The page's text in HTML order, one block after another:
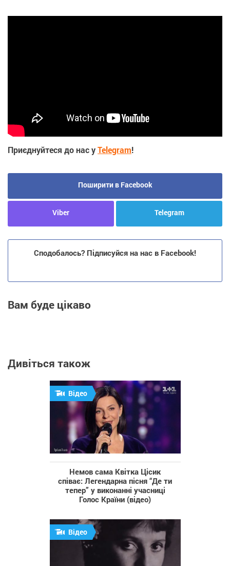
Приєднуйтеся до нас уTelegram!
Поширити в Facebook
Viber Telegram
Сподобалось? Підписуйся на нас в Facebook!
Вам буде цікаво
Дивіться також
Відео
Немов сама Квітка Цісик
співає: Легендарна пісня “Де ти
тепер” у виконанні учасниці
Голос Країни (відео)
Відео